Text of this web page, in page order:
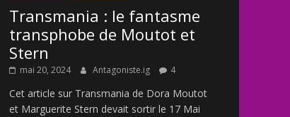
Transmania : le fantasme
transphobe de Moutot et
Stern
mai 20, 2024 Antagoniste.ig 4
Cet article sur Transmania de Dora Moutot
et Marguerite Stern devait sortir le 17 Mai